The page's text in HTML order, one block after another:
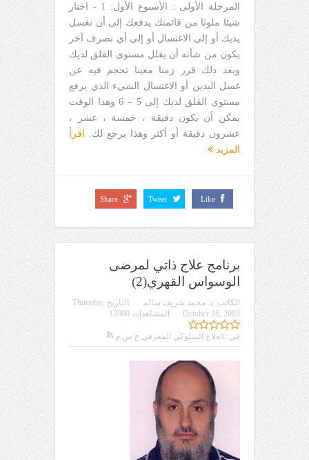
المرحلة الأولى : الأسبوع الأول: 1 - اختار
شيئا ملوثا من قائمتك يدفعك إلى أن تغسل
يديك أو إلى الاغتسال أو إلى أي تصرف آخر
يكون من شأنه أن يقلل مستوى القلق لديك
وبعد ذلك قرر زمنا معينا تحجم فيه عن
غسل اليدين أو الاغتسال الشيء الذي يرفع
مستوى القلق لديك إلى 5 – 6 وهذا الوقت
يمكن أن يكون دقيقة ، خمسة ، عشر ،
عشرون دقيقة أو أكثر وهذا يرجع لك. اقرأ
المزيد
Like
Tweet
Share
برنامج علاج ذاتي لمرضى
الوسواس القهري(2)
الكاتب: د. محمد شريف سالم التاريخ Thursday,
October 16, 2003
في: العلاج السلوكي المعرفي ع.س.م
المشاهدات 13900